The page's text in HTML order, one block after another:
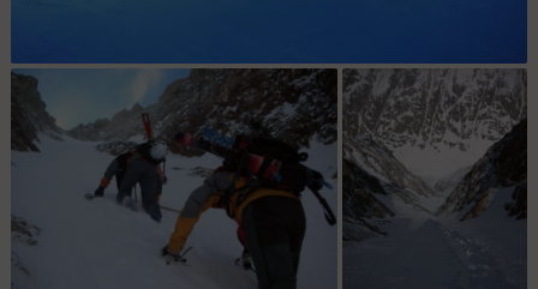
Col de Burlan : Au pied du couloir, avec lumière bleue..